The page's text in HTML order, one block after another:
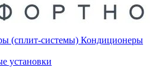
Кондиционеры
установки